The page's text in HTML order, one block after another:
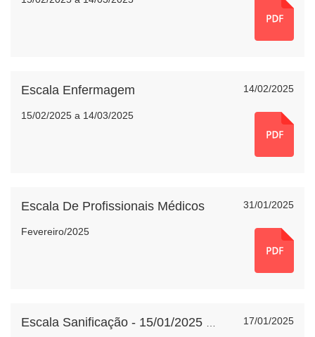
14/02/2025
Escala Enfermagem
15/02/2025 a 14/03/2025
31/01/2025
Escala De Profissionais Médicos
Fevereiro/2025
17/01/2025